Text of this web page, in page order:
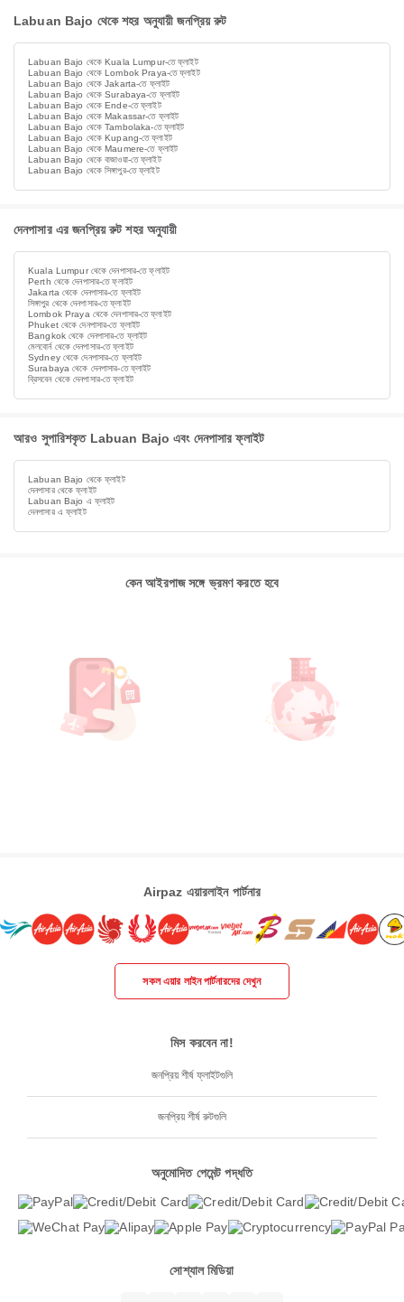
Labuan Bajo থেকে শহর অনুযায়ী জনপ্রিয় রুট
Labuan Bajo থেকে Kuala Lumpur-তে ফ্লাইট
Labuan Bajo থেকে Lombok Praya-তে ফ্লাইট
Labuan Bajo থেকে Jakarta-তে ফ্লাইট
Labuan Bajo থেকে Surabaya-তে ফ্লাইট
Labuan Bajo থেকে Ende-তে ফ্লাইট
Labuan Bajo থেকে Makassar-তে ফ্লাইট
Labuan Bajo থেকে Tambolaka-তে ফ্লাইট
Labuan Bajo থেকে Kupang-তে ফ্লাইট
Labuan Bajo থেকে Maumere-তে ফ্লাইট
Labuan Bajo থেকে বাজাওয়া-তে ফ্লাইট
Labuan Bajo থেকে সিঙ্গাপুর-তে ফ্লাইট
দেনপাসার এর জনপ্রিয় রুট শহর অনুযায়ী
Kuala Lumpur থেকে দেনপাসার-তে ফ্লাইট
Perth থেকে দেনপাসার-তে ফ্লাইট
Jakarta থেকে দেনপাসার-তে ফ্লাইট
সিঙ্গাপুর থেকে দেনপাসার-তে ফ্লাইট
Lombok Praya থেকে দেনপাসার-তে ফ্লাইট
Phuket থেকে দেনপাসার-তে ফ্লাইট
Bangkok থেকে দেনপাসার-তে ফ্লাইট
মেলবোর্ন থেকে দেনপাসার-তে ফ্লাইট
Sydney থেকে দেনপাসার-তে ফ্লাইট
Surabaya থেকে দেনপাসার-তে ফ্লাইট
ব্রিসবেন থেকে দেনপাসার-তে ফ্লাইট
আরও সুপারিশকৃত Labuan Bajo এবং দেনপাসার ফ্লাইট
Labuan Bajo থেকে ফ্লাইট
দেনপাসার থেকে ফ্লাইট
Labuan Bajo এ ফ্লাইট
দেনপাসার এ ফ্লাইট
কেন আইরপাজ সঙ্গে ভ্রমণ করতে হবে
Airpaz এয়ারলাইন পার্টনার
সকল এয়ার লাইন পার্টনারদের দেখুন
মিস করবেন না!
জনপ্রিয় শীর্ষ ফ্লাইটগুলি
জনপ্রিয় শীর্ষ রুটগুলি
অনুমোদিত পেমেন্ট পদ্ধতি
সোশ্যাল মিডিয়া